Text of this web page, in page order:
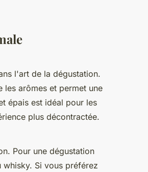
l'art de la dégustation.
les arômes et permet une
épais est idéal pour les
plus décontractée.
Pour une dégustation
Si vous préférez